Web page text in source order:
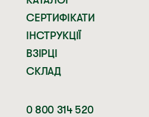
СЕРТИФІКАТИ
ІНСТРУКЦІЇ
ВЗІРЦІ
СКЛАД
0 800 314 520